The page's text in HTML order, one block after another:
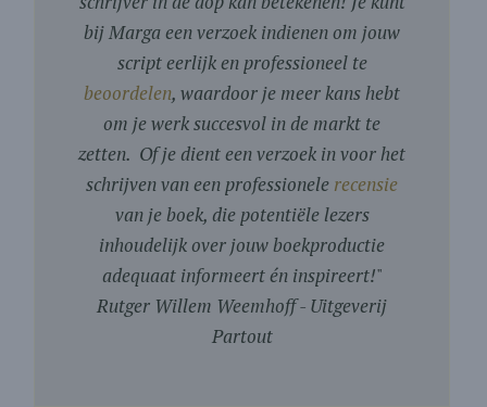
bij Marga een verzoek indienen om jouw
script eerlijk en professioneel te
beoordelen, waardoor je meer kans hebt
om je werk succesvol in de markt te
zetten. Of je dient een verzoek in voor het
schrijven van een professionele recensie
van je boek, die potentiële lezers
inhoudelijk over jouw boekproductie
adequaat informeert én inspireert!"
Rutger Willem Weemhoff - Uitgeverij
Partout